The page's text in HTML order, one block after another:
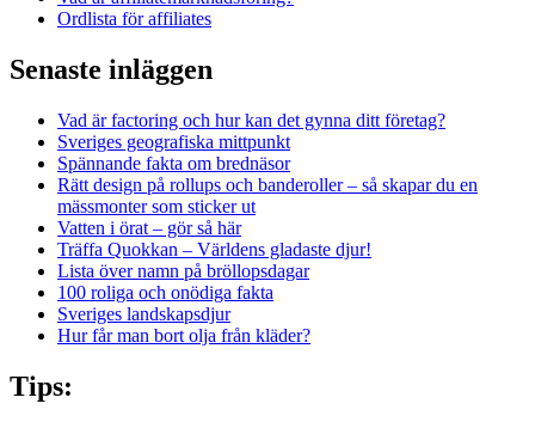
Ordlista för affiliates
Senaste inläggen
Vad är factoring och hur kan det gynna ditt företag?
Sveriges geografiska mittpunkt
Spännande fakta om brednäsor
Rätt design på rollups och banderoller – så skapar du en
mässmonter som sticker ut
Vatten i örat – gör så här
Träffa Quokkan – Världens gladaste djur!
Lista över namn på bröllopsdagar
100 roliga och onödiga fakta
Sveriges landskapsdjur
Hur får man bort olja från kläder?
Tips: